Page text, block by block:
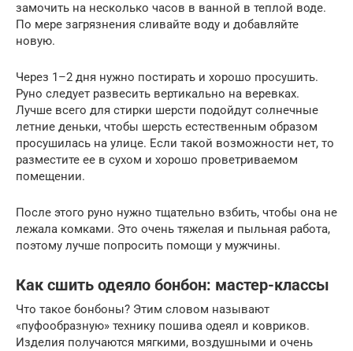
замочить на несколько часов в ванной в теплой воде.
По мере загрязнения сливайте воду и добавляйте
новую.
Через 1–2 дня нужно постирать и хорошо просушить.
Руно следует развесить вертикально на веревках.
Лучше всего для стирки шерсти подойдут солнечные
летние деньки, чтобы шерсть естественным образом
просушилась на улице. Если такой возможности нет, то
разместите ее в сухом и хорошо проветриваемом
помещении.
После этого руно нужно тщательно взбить, чтобы она не
лежала комками. Это очень тяжелая и пыльная работа,
поэтому лучше попросить помощи у мужчины.
Как сшить одеяло бонбон: мастер-классы
Что такое бонбоны? Этим словом называют
«пуфообразную» технику пошива одеял и ковриков.
Изделия получаются мягкими, воздушными и очень